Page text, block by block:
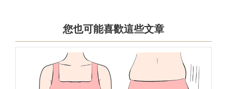
您也可能喜歡這些文章